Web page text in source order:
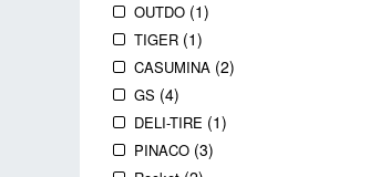
OUTDO (1)
TIGER (1)
CASUMINA (2)
GS (4)
DELI-TIRE (1)
PINACO (3)